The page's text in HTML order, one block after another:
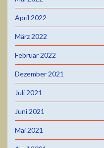
April 2022
März 2022
Februar 2022
Dezember 2021
Juli 2021
Juni 2021
Mai 2021